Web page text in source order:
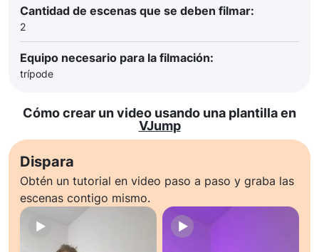
Cantidad de escenas que se deben filmar:
2
Equipo necesario para la filmación:
trípode
Cómo crear un video usando una plantilla en
VJump
Dispara
Obtén un tutorial en video paso a paso y graba las
escenas contigo mismo.